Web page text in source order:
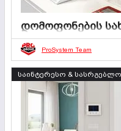
დომოფონების
03 ივლისი 2025
რა არის დომოფონი?
ძირითადი
საშუალებაა როგორც
კერძო სახლების, მათ
მაცხოვრებლებისთვის.
აქვს: უცხო პირების
ხალხმრავლობა და
ProSystem Team
საინტერესო & სასრგებლო